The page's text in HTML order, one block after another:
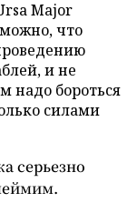
Major
что
и не
надо бороться
силами
серьезно